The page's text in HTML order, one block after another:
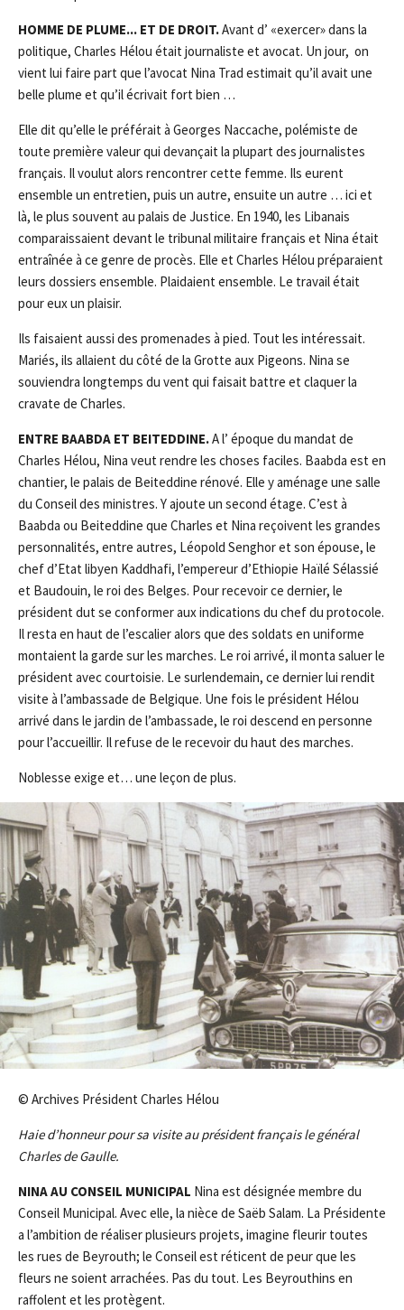
HOMME DE PLUME... ET DE DROIT.Avant d’ «exercer» dans la
politique, Charles Hélou était journaliste et avocat. Un jour, on
vient lui faire part que l’avocat Nina Trad estimait qu’il avait une
belle plume et qu’il écrivait fort bien …
Elle dit qu’elle le préférait à Georges Naccache, polémiste de
toute première valeur qui devançait la plupart des journalistes
français. Il voulut alors rencontrer cette femme. Ils eurent
ensemble un entretien, puis un autre, ensuite un autre … ici et
là, le plus souvent au palais de Justice. En 1940, les Libanais
comparaissaient devant le tribunal militaire français et Nina était
entraînée à ce genre de procès. Elle et Charles Hélou préparaient
leurs dossiers ensemble. Plaidaient ensemble. Le travail était
pour eux un plaisir.
Ils faisaient aussi des promenades à pied. Tout les intéressait.
Mariés, ils allaient du côté de la Grotte aux Pigeons. Nina se
souviendra longtemps du vent qui faisait battre et claquer la
cravate de Charles.
ENTRE BAABDA ET BEITEDDINE.A l’ époque du mandat de
Charles Hélou, Nina veut rendre les choses faciles. Baabda est en
chantier, le palais de Beiteddine rénové. Elle y aménage une salle
du Conseil des ministres. Y ajoute un second étage. C’est à
Baabda ou Beiteddine que Charles et Nina reçoivent les grandes
personnalités, entre autres, Léopold Senghor et son épouse, le
chef d’Etat libyen Kaddhafi, l’empereur d’Ethiopie Haïlé Sélassié
et Baudouin, le roi des Belges. Pour recevoir ce dernier, le
président dut se conformer aux indications du chef du protocole.
Il resta en haut de l’escalier alors que des soldats en uniforme
montaient la garde sur les marches. Le roi arrivé, il monta saluer le
président avec courtoisie. Le surlendemain, ce dernier lui rendit
visite à l’ambassade de Belgique. Une fois le président Hélou
arrivé dans le jardin de l’ambassade, le roi descend en personne
pour l’accueillir. Il refuse de le recevoir du haut des marches.
Noblesse exige et… une leçon de plus.
© Archives Président Charles Hélou
Haie d’honneur pour sa visite au président français le général
Charles de Gaulle.
NINA AU CONSEIL MUNICIPAL Nina est désignée membre du
Conseil Municipal. Avec elle, la nièce de Saëb Salam. La Présidente
a l’ambition de réaliser plusieurs projets, imagine fleurir toutes
les rues de Beyrouth; le Conseil est réticent de peur que les
fleurs ne soient arrachées. Pas du tout. Les Beyrouthins en
raffolent et les protègent.